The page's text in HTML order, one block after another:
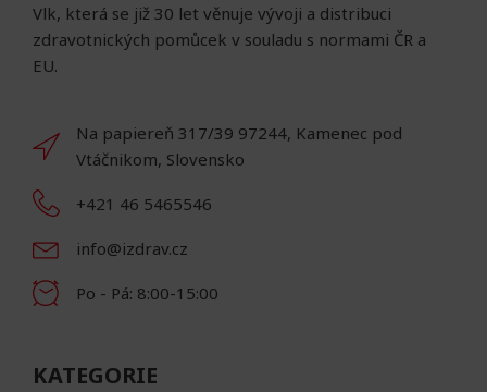
Vlk, která se již 30 let věnuje vývoji a distribuci
zdravotnických pomůcek v souladu s normami ČR a
EU.
Na papiereň 317/39 97244, Kamenec pod
Vtáčnikom, Slovensko
+421 46 5465546
info@izdrav.cz
Po - Pá: 8:00-15:00
KATEGORIE